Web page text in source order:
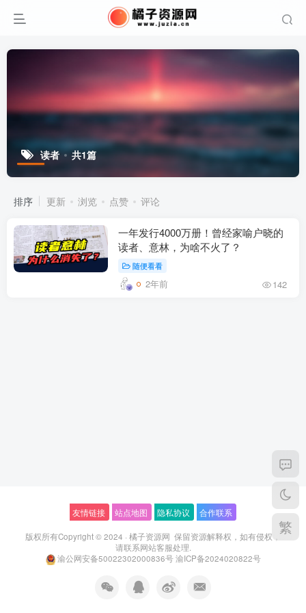
读者 共1篇
排序 更新 浏览 点赞 评论
一年发行4000万册！曾经家喻户晓的
读者、意林，为啥不火了？
随便看看
2年前 142
友情链接 站点地图 隐私协议 合作联系
版权所有Copyright © 2024 · 橘子资源网 保留资源解释权，如有侵权，
请联系网站客服处理.
渝公网安备50022302000836号 渝ICP备2024020822号
繁